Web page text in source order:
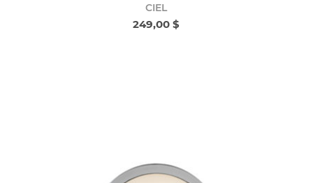
CIEL
249,00 $